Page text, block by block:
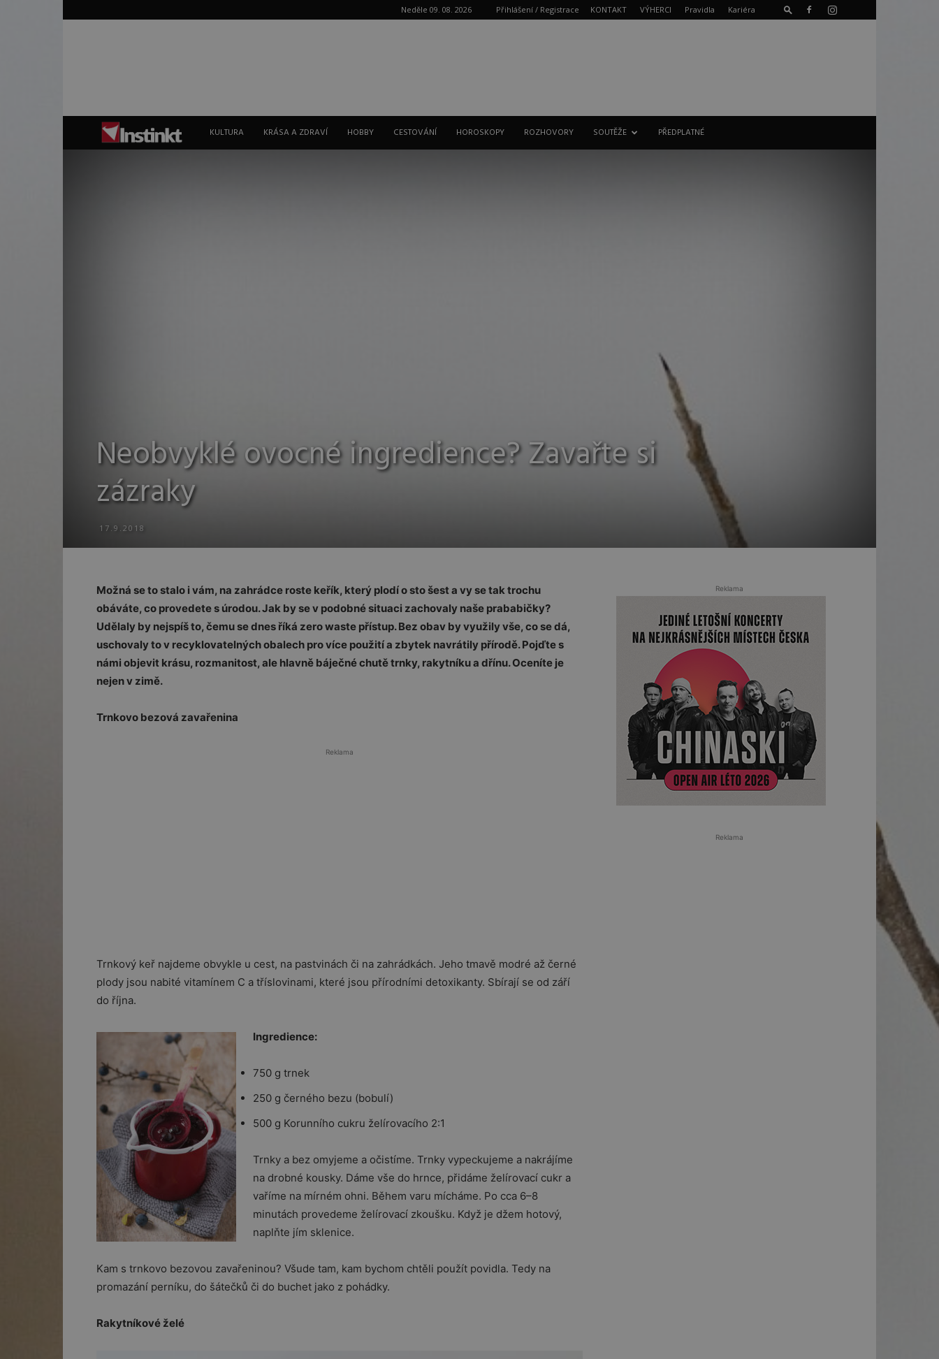
Neděle 09. 08. 2026 Přihlášení / Registrace KONTAKT VÝHERCI Pravidla Kariéra
Instinkt
KULTURA KRÁSA A ZDRAVÍ HOBBY CESTOVÁNÍ HOROSKOPY ROZHOVORY SOUTĚŽE PŘEDPLATNÉ
Neobvyklé ovocné ingredience? Zavařte si
zázraky
17.9.2018
Možná se to stalo i vám, na zahrádce roste keřík, který plodí o sto šest a vy se tak trochu
obáváte, co provedete s úrodou. Jak by se v podobné situaci zachovaly naše prababičky?
Udělaly by nejspíš to, čemu se dnes říká zero waste přístup. Bez obav by využily vše, co se dá,
uschovaly to v recyklovatelných obalech pro více použití a zbytek navrátily přírodě. Pojďte s
námi objevit krásu, rozmanitost, ale hlavně báječné chutě trnky, rakytníku a dřínu. Oceníte je
nejen v zimě.
Trnkovo bezová zavařenina
Reklama
Trnkový keř najdeme obvykle u cest, na pastvinách či na zahrádkách. Jeho tmavě modré až černé
plody jsou nabité vitamínem C a tříslovinami, které jsou přírodními detoxikanty. Sbírají se od září
do října.
Ingredience:
750 g trnek
250 g černého bezu (bobulí)
500 g Korunního cukru želírovacího 2:1
Trnky a bez omyjeme a očistíme. Trnky vypeckujeme a nakrájíme
na drobné kousky. Dáme vše do hrnce, přidáme želírovací cukr a
vaříme na mírném ohni. Během varu mícháme. Po cca 6–8
minutách provedeme želírovací zkoušku. Když je džem hotový,
naplňte jím sklenice.
Kam s trnkovo bezovou zavařeninou? Všude tam, kam bychom chtěli použít povidla. Tedy na
promazání perníku, do šátečků či do buchet jako z pohádky.
Rakytníkové želé
Reklama
Reklama